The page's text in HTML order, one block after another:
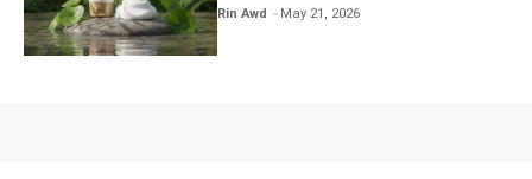
SKIN1004 Madagascar Centella
Rin Awd May 21, 2026